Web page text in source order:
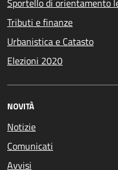
Sportello di orientamento
Tributi e finanze
Urbanistica e Catasto
Elezioni 2020
NOVITÀ
Notizie
Comunicati
Avvisi